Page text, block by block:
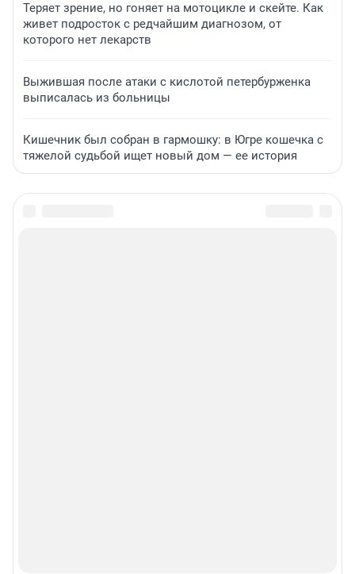
Теряет зрение, но гоняет на мотоцикле и скейте. Как
живет подросток с редчайшим диагнозом, от
которого нет лекарств
Выжившая после атаки с кислотой петербурженка
выписалась из больницы
Кишечник был собран в гармошку: в Югре кошечка с
тяжелой судьбой ищет новый дом — ее история